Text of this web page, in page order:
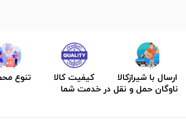
ارسال با شیرازکالا
ناوگان حمل و نقل در خدمت شما
کیفیت کالا تنوع